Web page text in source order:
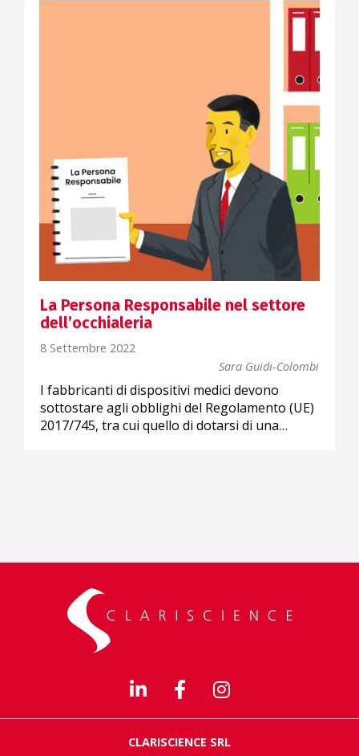
La Persona Responsabile nel settore
dell’occhialeria
8 Settembre 2022
Sara Guidi-Colombi
I fabbricanti di dispositivi medici devono
sottostare agli obblighi del Regolamento (UE)
2017/745, tra cui quello di dotarsi di una…
CLARISCIENCE SRL